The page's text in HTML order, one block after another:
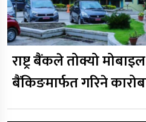
राष्ट्र बैंकले तोक्यो
बैंकिङमार्फत गरिने